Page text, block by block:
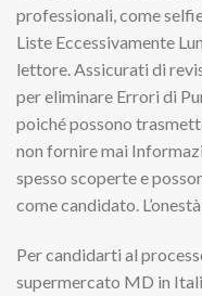
professionali, come
Liste Eccessivamente
lettore. Assicurati di
per eliminare Errori di
poiché possono
non fornire mai
spesso scoperte e
come candidato.
Per candidarti al
supermercato MD in